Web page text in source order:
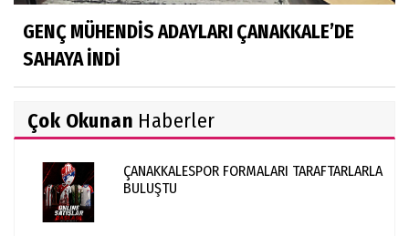
GENÇ MÜHENDİS ADAYLARI ÇANAKKALE’DE
SAHAYA İNDİ
Çok Okunan Haberler
ÇANAKKALESPOR FORMALARI TARAFTARLARLA
BULUŞTU